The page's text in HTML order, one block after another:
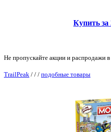
Купить за
Не пропускайте акции и распродажи в
TrailPeak / / / подобные товары